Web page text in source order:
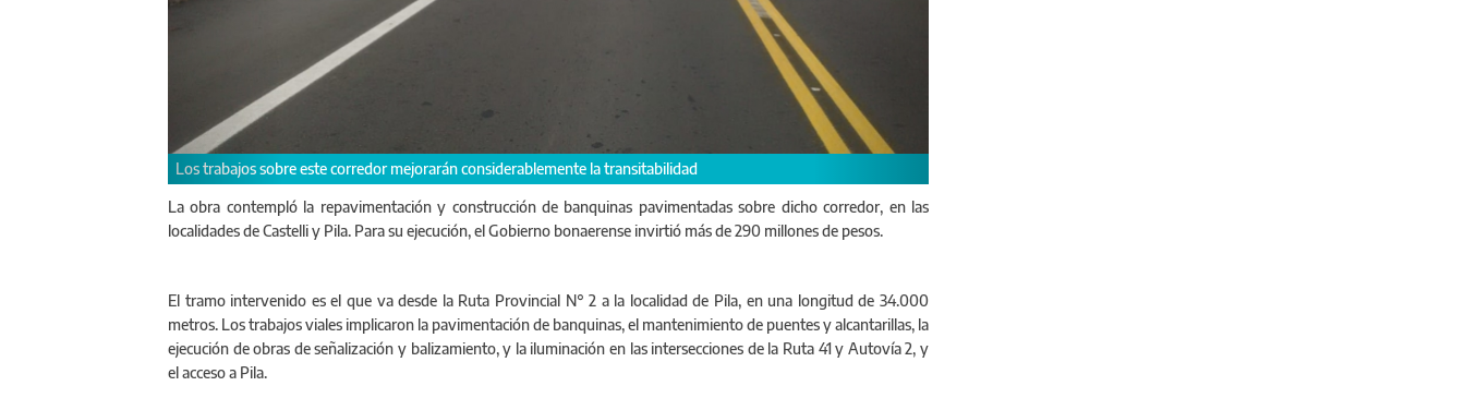
Los trabajos sobre este corredor mejorarán considerablemente la transitabilidad
La obra contempló la repavimentación y construcción de banquinas pavimentadas sobre dicho corredor, en las
localidades de Castelli y Pila. Para su ejecución, el Gobierno bonaerense invirtió más de 290 millones de pesos.
El tramo intervenido es el que va desde la Ruta Provincial N° 2 a la localidad de Pila, en una longitud de 34.000
metros. Los trabajos viales implicaron la pavimentación de banquinas, el mantenimiento de puentes y alcantarillas, la
ejecución de obras de señalización y balizamiento, y la iluminación en las intersecciones de la Ruta 41 y Autovía 2, y
el acceso a Pila.